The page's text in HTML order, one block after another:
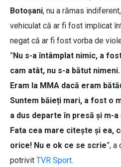
Botoșani, nu a rămas
vehiculat că ar fi fost implicat
negat că ar fi fost vorba de
”Nu s-a întâmplat nimic, a
cam atât, nu s-a bătut
Eram la MMA dacă eram
Suntem băieți mari, a fost o
a dus departe în presă și m-
Fata cea mare citește și ea,
orice! Nu e ok ce se scrie”,
potrivit TVR Sport.